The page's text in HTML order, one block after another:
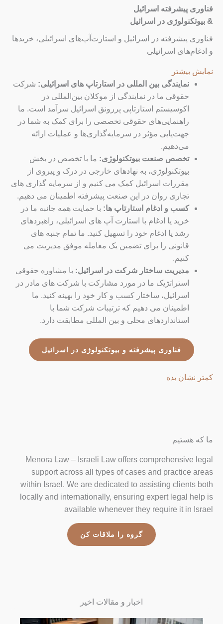
فناوری پیشرفته اسرائیل
& بیوتکنولوژی در اسرائیل
فناوری پیشرفته در اسرائیل و استارت‌آپ‌های اسرائیلی، خریدها
و ادغام‌های اسرائیلی
نمایش بیشتر
نمایندگی بین المللی در استارتاپ های اسرائیلی: شرکت
حقوقی ما در نمایندگی از موکلان بین‌المللی در
اکوسیستم استارتاپی پررونق اسرائیل سرآمد است. ما
راهنمایی‌های حقوقی تخصصی را برای کمک به شما در
جهت‌یابی مؤثر در سرمایه‌گذاری‌ها و عملیات ارائه
می‌دهیم.
تخصص صنعت بیوتکنولوژی: ما با تخصص در بخش
بیوتکنولوژی، به نهادهای خارجی در درک و پیروی از
مقررات اسرائیل کمک می کنیم و از سرمایه گذاری های
تجاری روان در این صنعت پیشرفته اطمینان می دهیم.
کسب و ادغام استارتاپ ها: با حمایت همه جانبه ما در
خرید یا ادغام با استارت آپ های اسرائیلی، راهبردهای
رشد یا ادغام خود را تسهیل کنید. ما تمام جنبه های
قانونی را برای تضمین یک معامله موفق مدیریت می
کنیم.
مدیریت ساختار شرکت در اسرائیل: با مشاوره حقوقی
استراتژیک ما در مورد مشارکت با شرکت های مادر در
اسرائیل، ساختار کسب و کار خود را بهینه کنید. ما
اطمینان می دهیم که ترتیبات شرکت شما با
استانداردهای محلی و بین المللی مطابقت دارد.
فناوری پیشرفته و بیوتکنولوژی در اسرائیل
کمتر نشان بده
ما که هستیم
Menora Law – Israeli Law offers comprehensive legal
support across all types of cases and practice areas
within Israel. We are dedicated to assisting clients both
locally and internationally, ensuring expert legal help is
available whenever they require it in Israel
گروه را ملاقات کن
اخبار و مقالات اخیر